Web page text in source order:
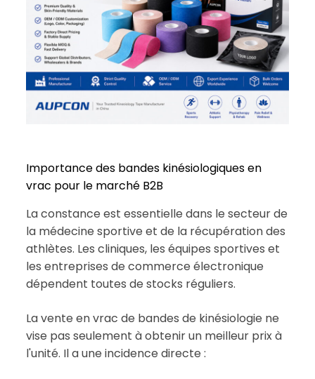
Importance des bandes kinésiologiques en
vrac pour le marché B2B
La constance est essentielle dans le secteur de
la médecine sportive et de la récupération des
athlètes. Les cliniques, les équipes sportives et
les entreprises de commerce électronique
dépendent toutes de stocks réguliers.
La vente en vrac de bandes de kinésiologie ne
vise pas seulement à obtenir un meilleur prix à
l'unité. Il a une incidence directe :